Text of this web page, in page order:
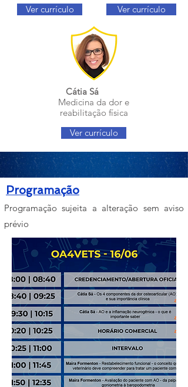
Ver currículo
Ver currículo
Cátia Sá
Medicina da dor e
reabilitação física
Ver currículo
Programação
Programação sujeita a alteração sem aviso
prévio